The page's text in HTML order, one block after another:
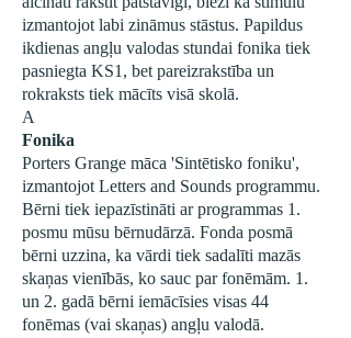
izmantojot labi zināmus stāstus. Papildus
ikdienas angļu valodas stundai fonika tiek
pasniegta KS1, bet pareizrakstība un
rokraksts tiek mācīts visā skolā.
A
Fonika
Porters Grange māca 'Sintētisko foniku',
izmantojot Letters and Sounds programmu.
Bērni tiek iepazīstināti ar programmas 1.
posmu mūsu bērnudārzā. Fonda posmā
bērni uzzina, ka vārdi tiek sadalīti mazās
skaņas vienībās, ko sauc par fonēmām. 1.
un 2. gadā bērni iemācīsies visas 44
fonēmas (vai skaņas) angļu valodā.